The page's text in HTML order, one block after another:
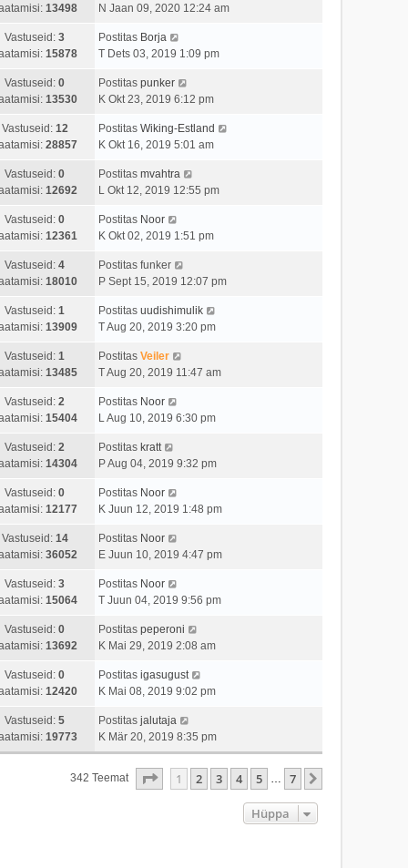
13498
N Jaan 09, 2020 12:24 am
Vastuseid: 3
15878
Postitas Borja
T Dets 03, 2019 1:09 pm
Vastuseid: 0
13530
Postitas punker
K Okt 23, 2019 6:12 pm
Vastuseid: 12
28857
Postitas Wiking-Estland
K Okt 16, 2019 5:01 am
Vastuseid: 0
12692
Postitas mvahtra
L Okt 12, 2019 12:55 pm
Vastuseid: 0
12361
Postitas Noor
K Okt 02, 2019 1:51 pm
Vastuseid: 4
18010
Postitas funker
P Sept 15, 2019 12:07 pm
Vastuseid: 1
13909
Postitas uudishimulik
T Aug 20, 2019 3:20 pm
Vastuseid: 1
13485
Postitas Veiler
T Aug 20, 2019 11:47 am
Vastuseid: 2
15404
Postitas Noor
L Aug 10, 2019 6:30 pm
Vastuseid: 2
14304
Postitas kratt
P Aug 04, 2019 9:32 pm
Vastuseid: 0
12177
Postitas Noor
K Juun 12, 2019 1:48 pm
Vastuseid: 14
36052
Postitas Noor
E Juun 10, 2019 4:47 pm
Vastuseid: 3
15064
Postitas Noor
T Juun 04, 2019 9:56 pm
Vastuseid: 0
13692
Postitas peperoni
K Mai 29, 2019 2:08 am
Vastuseid: 0
12420
Postitas igasugust
K Mai 08, 2019 9:02 pm
Vastuseid: 5
19773
Postitas jalutaja
K Mär 20, 2019 8:35 pm
342 Teemat . Leht7 -st
1 2 3 4 5 … 7
Hüppa